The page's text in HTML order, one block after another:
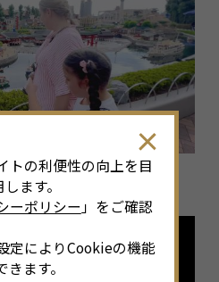
こちら
トの利便性の向上を目
ます。
ーポリシー 」をご確認
定によりCookieの機能
ます。